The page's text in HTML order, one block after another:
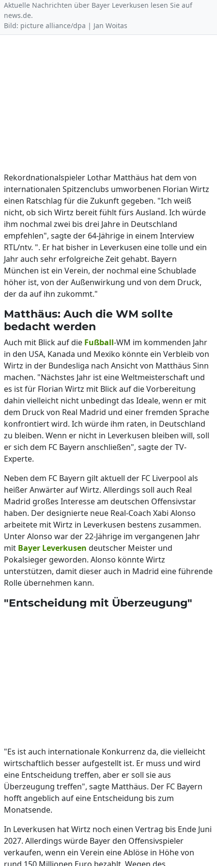
Aktuelle Nachrichten über Bayer Leverkusen lesen Sie auf
news.de.
Bild: picture alliance/dpa | Jan Woitas
Rekordnationalspieler Lothar Matthäus hat dem von
internationalen Spitzenclubs umworbenen Florian Wirtz
einen Ratschlag für die Zukunft gegeben. "Ich weiß
nicht, ob sich Wirtz bereit fühlt fürs Ausland. Ich würde
ihm nochmal zwei bis drei Jahre in Deutschland
empfehlen", sagte der 64-Jährige in einem Interview
RTL/ntv. ". Er hat bisher in Leverkusen eine tolle und ein
Jahr auch sehr erfolgreiche Zeit gehabt. Bayern
München ist ein Verein, der nochmal eine Schublade
höher ist, von der Außenwirkung und von dem Druck,
der da auf ihn zukommt."
Matthäus: Auch die WM sollte
bedacht werden
Auch mit Blick auf die Fußball-WM im kommenden Jahr
in den USA, Kanada und Mexiko könnte ein Verbleib von
Wirtz in der Bundesliga nach Ansicht von Matthäus Sinn
machen. "Nächstes Jahr ist eine Weltmeisterschaft und
es ist für Florian Wirtz mit Blick auf die Vorbereitung
dahin vielleicht nicht unbedingt das Ideale, wenn er mit
dem Druck von Real Madrid und einer fremden Sprache
konfrontiert wird. Ich würde ihm raten, in Deutschland
zu bleiben. Wenn er nicht in Leverkusen bleiben will, soll
er sich dem FC Bayern anschließen", sagte der TV-
Experte.
Neben dem FC Bayern gilt aktuell der FC Liverpool als
heißer Anwärter auf Wirtz. Allerdings soll auch Real
Madrid großes Interesse am deutschen Offensivstar
haben. Der designierte neue Real-Coach Xabi Alonso
arbeitete mit Wirtz in Leverkusen bestens zusammen.
Unter Alonso war der 22-Jährige im vergangenen Jahr
mit Bayer Leverkusen deutscher Meister und
Pokalsieger geworden. Alonso könnte Wirtz
unterstützen, damit dieser auch in Madrid eine führende
Rolle übernehmen kann.
"Entscheidung mit Überzeugung"
"Es ist auch internationale Konkurrenz da, die vielleicht
wirtschaftlich besser aufgestellt ist. Er muss und wird
eine Entscheidung treffen, aber er soll sie aus
Überzeugung treffen", sagte Matthäus. Der FC Bayern
hofft angeblich auf eine Entscheidung bis zum
Monatsende.
In Leverkusen hat Wirtz noch einen Vertrag bis Ende Juni
2027. Allerdings würde Bayer den Offensivspieler
verkaufen, wenn ein Verein eine Ablöse in Höhe von